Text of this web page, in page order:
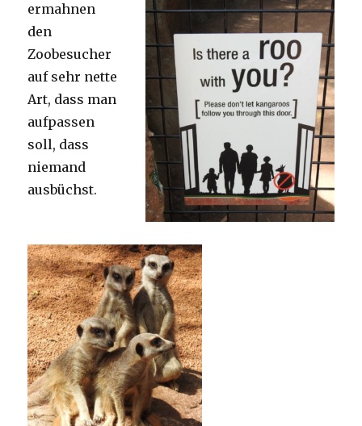
ermahnen
den
Zoobesucher
auf sehr nette
Art, dass man
aufpassen
soll, dass
niemand
ausbüchst.